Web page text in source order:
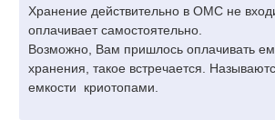
Хранение действительно в ОМС не
оплачивает самостоятельно.
Возможно, Вам пришлось оплачивать
хранения, такое встречается.
емкости криотопами.